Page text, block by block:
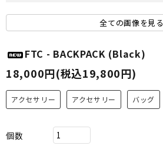
全ての画像を見る
FTC - BACKPACK (Black)
18,000円(税込19,800円)
アクセサリー アクセサリー バッグ
個数